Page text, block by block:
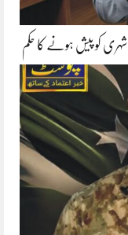
شہری کو پیش ہونے کا حکم